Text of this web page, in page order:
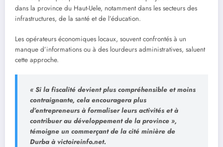
dans la province du Haut-Uele, notamment dans les secteurs des
infrastructures, de la santé et de l’éducation.
Les opérateurs économiques locaux, souvent confrontés à un
manque d’informations ou à des lourdeurs administratives, saluent
cette approche.
« Si la fiscalité devient plus compréhensible et moins
contraignante, cela encouragera plus
d’entrepreneurs à formaliser leurs activités et à
contribuer au développement de la province »,
témoigne un commerçant de la cité minière de
Durba à victoireinfo.net.